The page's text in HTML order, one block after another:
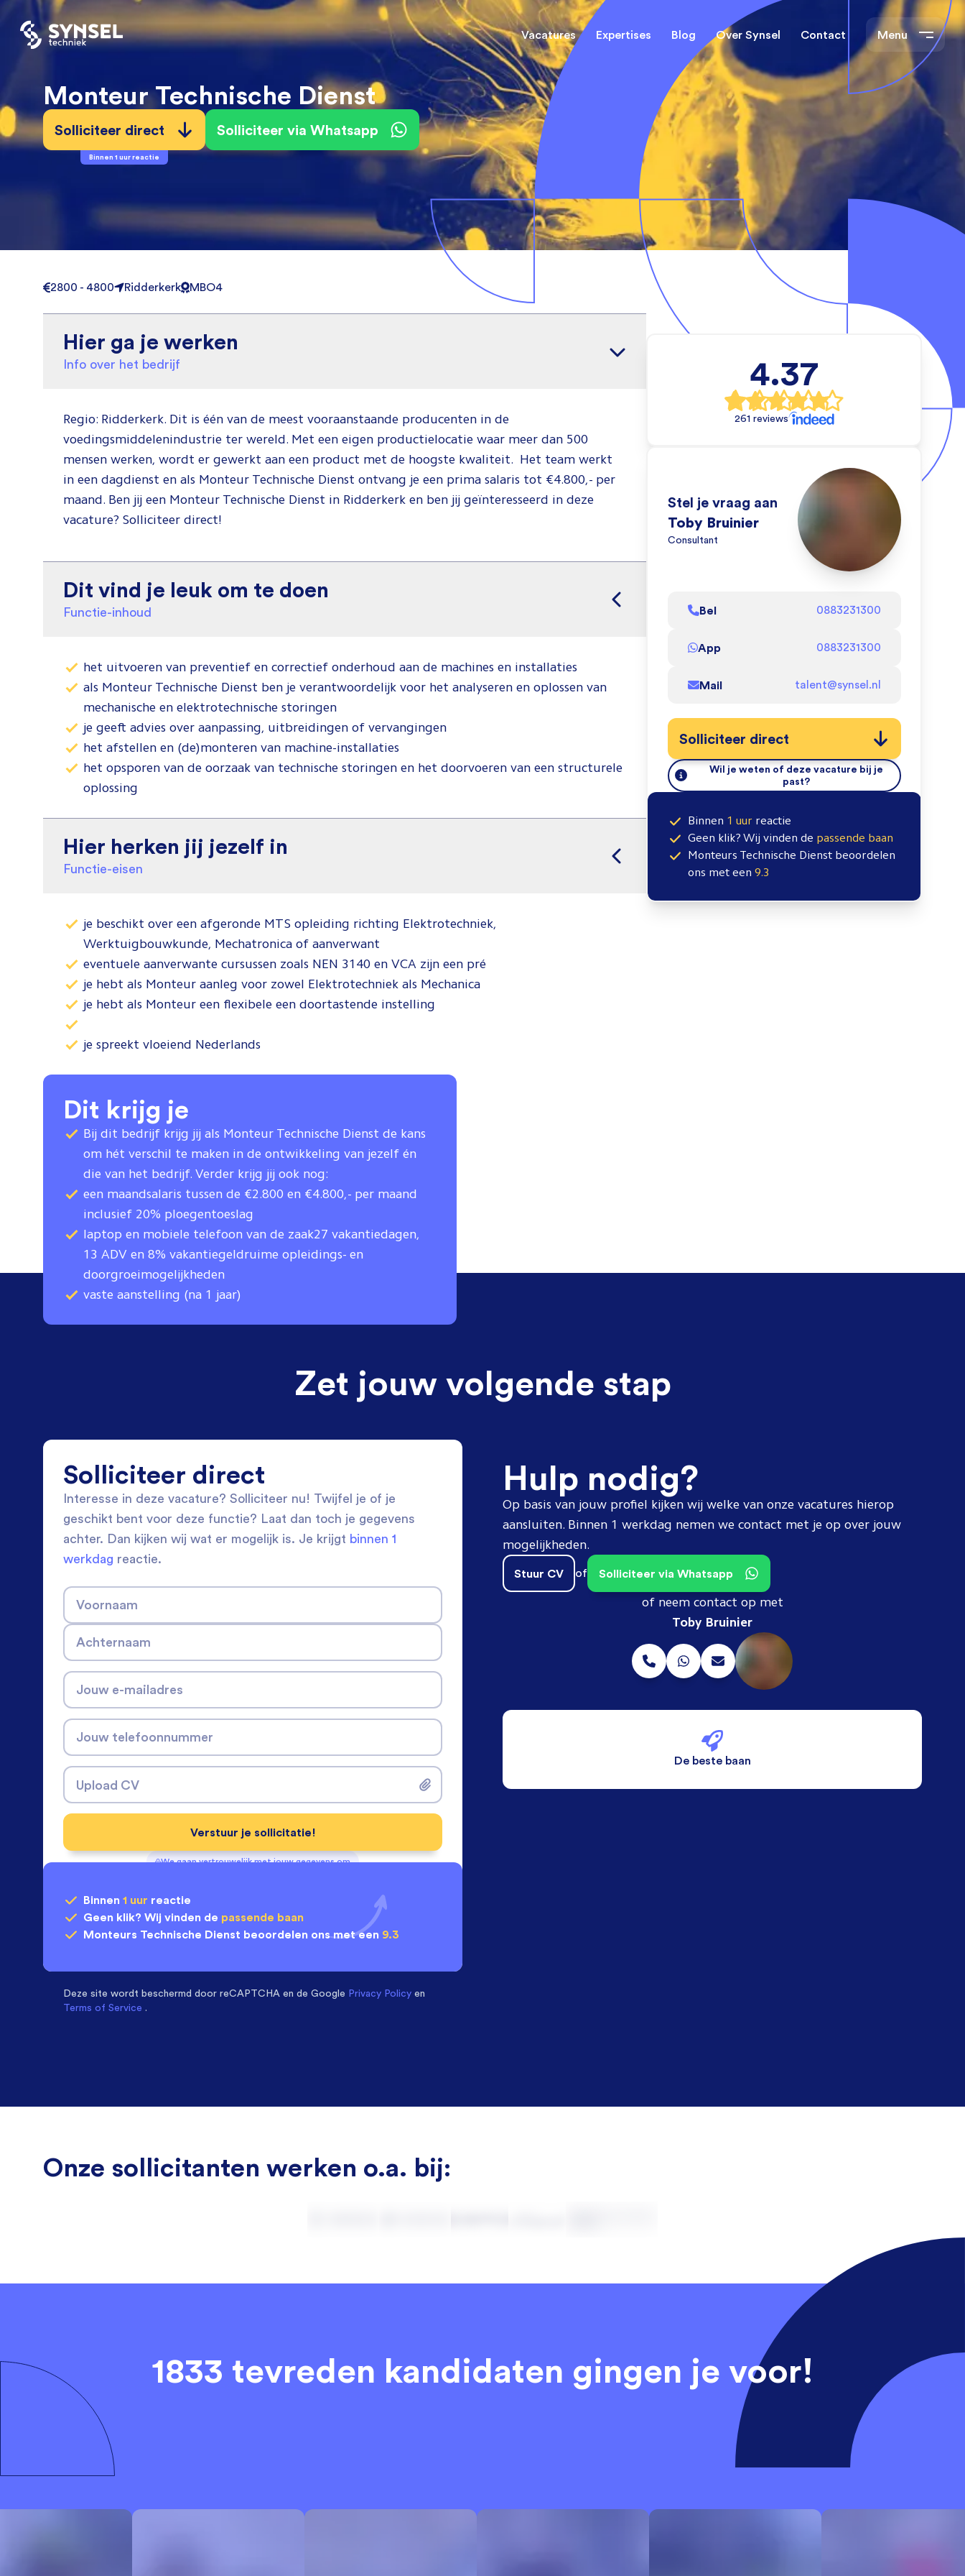
Vacatures
(Field) Service Engineers Mechanical Engineers
Software & Electrical
Engineers
Monteurs Technische
Monteurs binnendienst Installatietechniek
Technisch-Commercieel Operators
Expertises
(Field) Service Engineers Mechanical Engineers
Software & Electrical
Engineers
Monteurs Technische
Dienst
Monteurs binnendienst
Blog Over Synsel Contact Menu
Monteur Technische Dienst
Solliciteer direct
Binnen 1 uur reactie
Solliciteer via Whatsapp
voor
waar je dat kan
Speel af
2800 - 4800 Ridderkerk MBO4
Hier ga je werken
Info over het bedrijf
Regio: Ridderkerk. Dit is één van de meest vooraanstaande producenten in de
voedingsmiddelenindustrie ter wereld. Met een eigen productielocatie waar meer dan 500
mensen werken, wordt er gewerkt aan een product met de hoogste kwaliteit. Het team werkt
in een dagdienst en als Monteur Technische Dienst ontvang je een prima salaris tot €4.800,- per
maand. Ben jij een Monteur Technische Dienst in Ridderkerk en ben jij geïnteresseerd in deze
vacature? Solliciteer direct!
Dit vind je leuk om te doen
Functie-inhoud
het uitvoeren van preventief en correctief onderhoud aan de machines en installaties
als Monteur Technische Dienst ben je verantwoordelijk voor het analyseren en oplossen van
mechanische en elektrotechnische storingen
je geeft advies over aanpassing, uitbreidingen of vervangingen
het afstellen en (de)monteren van machine-installaties
het opsporen van de oorzaak van technische storingen en het doorvoeren van een structurele
oplossing
Hier herken jij jezelf in
Functie-eisen
je beschikt over een afgeronde MTS opleiding richting Elektrotechniek,
Werktuigbouwkunde, Mechatronica of aanverwant
eventuele aanverwante cursussen zoals NEN 3140 en VCA zijn een pré
je hebt als Monteur aanleg voor zowel Elektrotechniek als Mechanica
je hebt als Monteur een flexibele een doortastende instelling
je spreekt vloeiend Nederlands
Dit krijg je
Bij dit bedrijf krijg jij als Monteur Technische Dienst de kans
om hét verschil te maken in de ontwikkeling van jezelf én
die van het bedrijf. Verder krijg jij ook nog:
een maandsalaris tussen de €2.800 en €4.800,- per maand
inclusief 20% ploegentoeslag
laptop en mobiele telefoon van de zaak27 vakantiedagen,
13 ADV en 8% vakantiegeldruime opleidings- en
doorgroeimogelijkheden
vaste aanstelling (na 1 jaar)
4.37
261 reviews
Stel je vraag aan
Toby Bruinier
Consultant
Bel 0883231300
App 0883231300
Mail talent@synsel.nl
Solliciteer direct
Wil je weten of deze vacature bij je
past?
Binnen 1 uur reactie
Geen klik? Wij vinden de passende baan
Monteurs Technische Dienstbeoordelen
ons met een 9.3
Zet jouw volgende stap
Solliciteer direct
Interesse in deze vacature? Solliciteer nu! Twijfel je of je
geschikt bent voor deze functie? Laat dan toch je gegevens
achter. Dan kijken wij wat er mogelijk is. Je krijgt binnen 1
werkdag reactie.
Voornaam
Achternaam
Jouw e-mailadres
Jouw telefoonnummer
Upload CV
We gaan vertrouwelijk met jouw gegevens om
Verstuur je sollicitatie!
Binnen 1 uur reactie
Geen klik? Wij vinden de passende baan
Monteurs Technische Dienst beoordelen ons met een 9.3
Deze site wordt beschermd door reCAPTCHA en de Google Privacy Policy en
Terms of Service .
Hulp nodig?
Op basis van jouw profiel kijken wij welke van onze vacatures hierop
aansluiten. Binnen 1 werkdag nemen we contact met je op over jouw
mogelijkheden.
Stuur CV of Solliciteer via Whatsapp
of neem contact op met
Toby Bruinier
De beste baan
Onze sollicitanten werken o.a. bij:
1833 tevreden kandidaten gingen je voor!